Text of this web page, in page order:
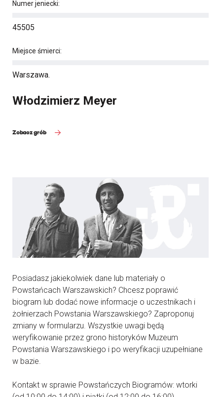
Numer jeniecki:
45505
Miejsce śmierci:
Warszawa.
Włodzimierz Meyer
Zobacz grób
Posiadasz jakiekolwiek dane lub materiały o
Powstańcach Warszawskich? Chcesz poprawić
biogram lub dodać nowe informacje o uczestnikach i
żołnierzach Powstania Warszawskiego? Zaproponuj
zmiany w formularzu. Wszystkie uwagi będą
weryfikowanie przez grono historyków Muzeum
Powstania Warszawskiego i po weryfikacji uzupełniane
w bazie.
Kontakt w sprawie Powstańczych Biogramów: wtorki